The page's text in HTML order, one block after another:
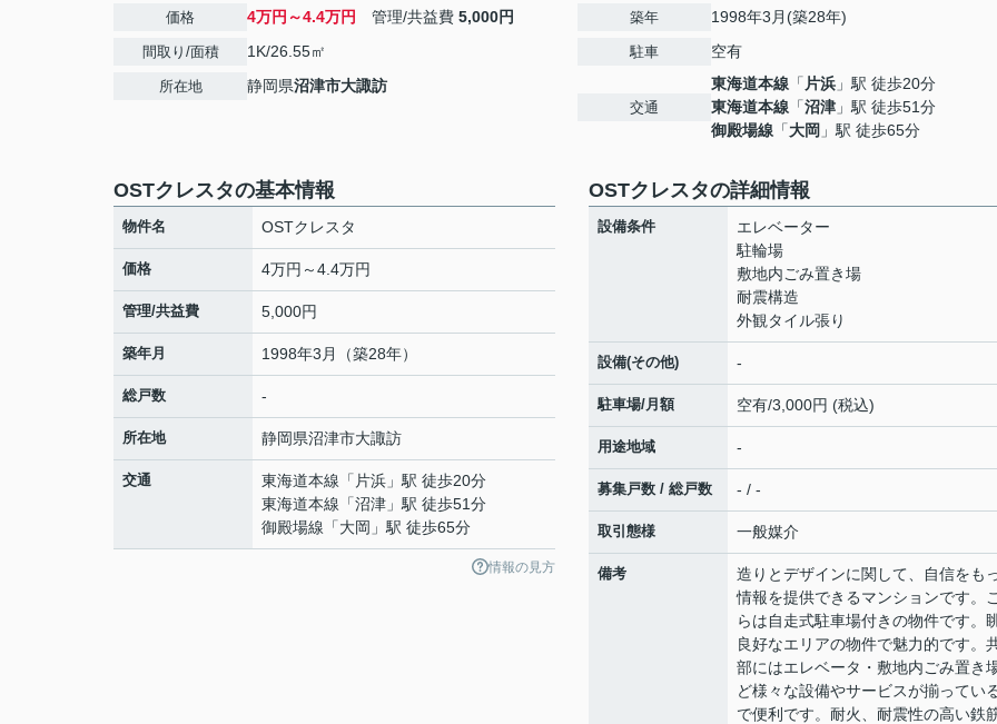
価格 4万円～4.4万円 管理/共益費 5,000円
間取り/面積 1K/26.55㎡
所在地 静岡県沼津市大諏訪
築年 1998年3月(築28年)
駐車 空有
交通
東海道本線 「 片浜 」駅 徒歩20分
東海道本線 「沼津 」駅 徒歩51分
御殿場線 「大岡 」駅 徒歩65分
OSTクレスタの基本情報
物件名 OSTクレスタ
価格 4万円～4.4万円
管理/共益費 5,000円
築年月 1998年3月（築28年）
総戸数 -
所在地 静岡県沼津市大諏訪
交通 東海道本線 「 片浜 」駅 徒歩20分
東海道本線 「沼津 」駅 徒歩51分
御殿場線 「大岡 」駅 徒歩65分
情報の見方
OSTクレスタの詳細情報
設備条件
エレベーター
駐輪場
敷地内ごみ置き場
耐震構造
外観タイル張り
設備(その他) -
駐車場/月額 空有/3,000円 (税込)
用途地域 -
募集戸数 / 総戸数 - / -
取引態様 一般媒介
備考
造りとデザインに関して、自信をも
情報を提供できるマンションです。
らは自走式駐車場付きの物件です。
良好なエリアの物件で魅力的です。
部にはエレベータ・敷地内ごみ置き
ど様々な設備やサービスが揃ってい
で便利です。耐火、耐震性の高い鉄